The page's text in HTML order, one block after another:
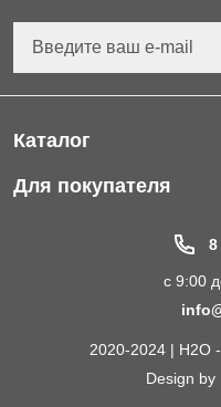
Каталог
Фильтры для питьевой воды
Электрические
Для покупателя
8
с 9:00
2020-2024 | H2O
Design by